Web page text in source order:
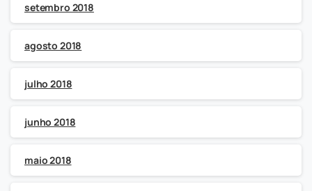
setembro 2018
agosto 2018
julho 2018
junho 2018
maio 2018